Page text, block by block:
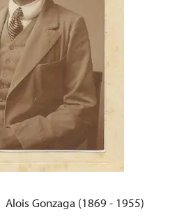
(1869 - 1955)